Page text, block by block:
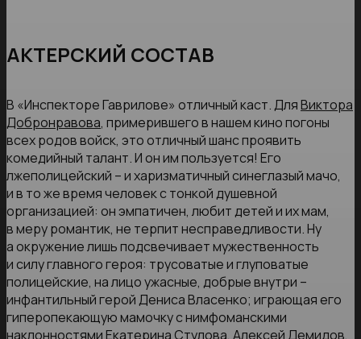
АКТЕРСКИЙ СОСТАВ
В «Инспекторе Гаврилове» отличный каст. ДляВиктора
Добронравова, примерившего в нашем кино погоны
всех родов войск, это отличный шанс проявить
комедийный талант. И он им пользуется! Его
лжеполицейский – и харизматичный синеглазый мачо,
и в то же время человек с тонкой душевной
организацией: он эмпатичен, любит детей и их мам,
в меру романтик, не терпит несправедливости. Ну
а окружение лишь подсвечивает мужественность
и силу главного героя: трусоватые и глуповатые
полицейские, на лицо ужасные, добрые внутри –
инфантильный герой Дениса Власенко; играющая его
гиперопекающую мамочку с нимфоманскими
наклонностями Екатерина Стулова, Алексей Демидов,